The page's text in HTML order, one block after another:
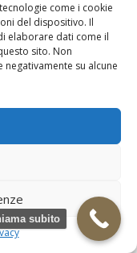
come i cookie
del dispositivo. Il
elaborare dati come il
sito. Non
su alcune
cloud
subito